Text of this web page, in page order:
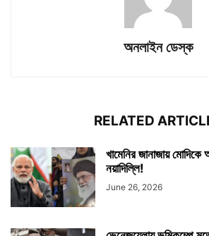
অনলাইন ডেস্ক
RELATED
খামেনির জানাজায় মোদিকে
নয়াদিল্লি!
June 26, 2026